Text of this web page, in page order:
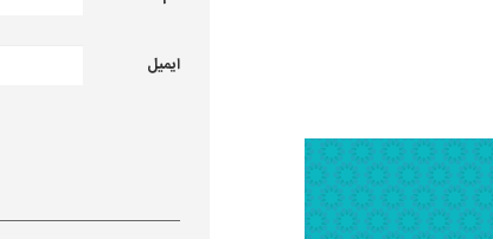
ایمیل